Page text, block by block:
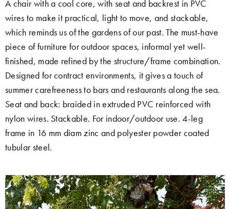
A chair with a cool core, with seat and backrest in PVC
wires to make it practical, light to move, and stackable,
which reminds us of the gardens of our past. The must-have
piece of furniture for outdoor spaces, informal yet well-
finished, made refined by the structure/frame combination.
Designed for contract environments, it gives a touch of
summer carefreeness to bars and restaurants along the sea.
Seat and back: braided in extruded PVC reinforced with
nylon wires. Stackable. For indoor/outdoor use. 4-leg
frame in 16 mm diam zinc and polyester powder coated
tubular steel.